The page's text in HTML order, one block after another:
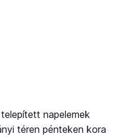
napelemek
téren pénteken kora